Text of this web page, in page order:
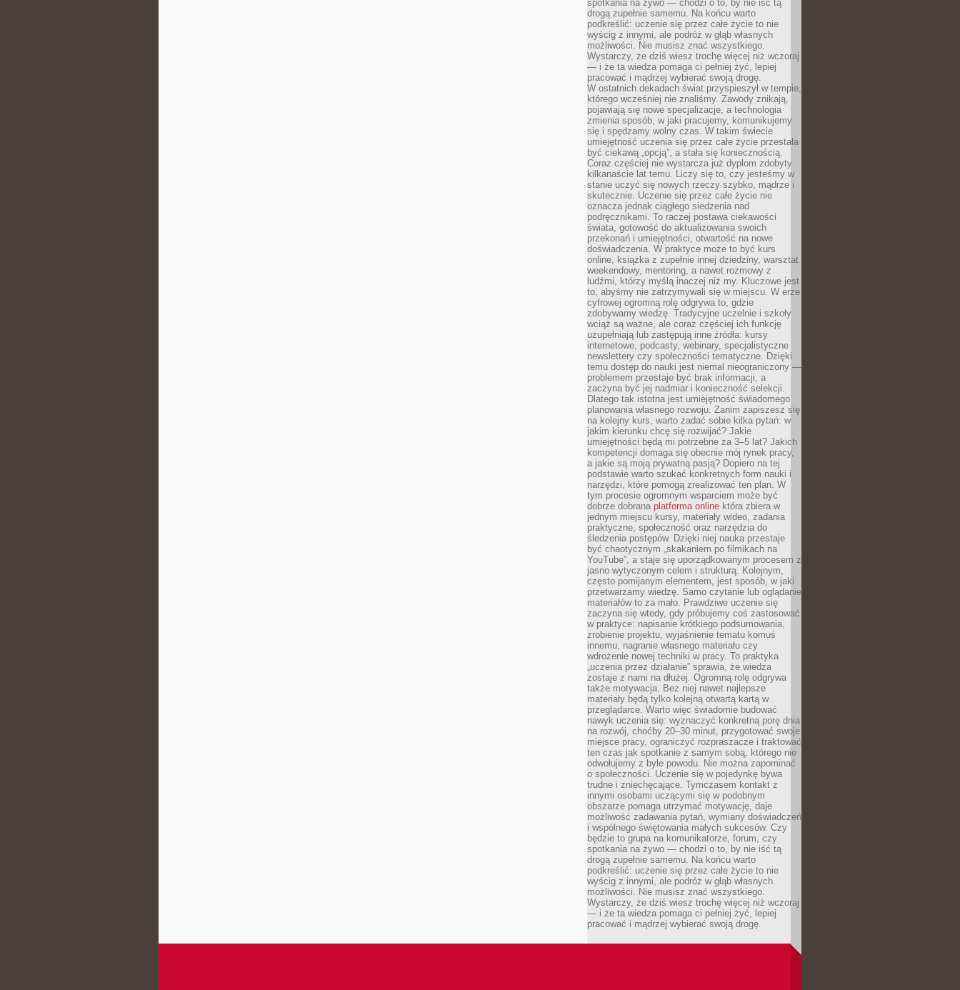
spotkania na żywo — chodzi o to, by nie iść tą
drogą zupełnie samemu. Na końcu warto
podkreślić: uczenie się przez całe życie to nie
wyścig z innymi, ale podróż w głąb własnych
możliwości. Nie musisz znać wszystkiego.
Wystarczy, że dziś wiesz trochę więcej niż wczoraj
— i że ta wiedza pomaga ci pełniej żyć, lepiej
pracować i mądrzej wybierać swoją drogę.
W ostatnich dekadach świat przyspieszył w tempie,
którego wcześniej nie znaliśmy. Zawody znikają,
pojawiają się nowe specjalizacje, a technologia
zmienia sposób, w jaki pracujemy, komunikujemy
się i spędzamy wolny czas. W takim świecie
umiejętność uczenia się przez całe życie przestała
być ciekawą „opcją”, a stała się koniecznością.
Coraz częściej nie wystarcza już dyplom zdobyty
kilkanaście lat temu. Liczy się to, czy jesteśmy w
stanie uczyć się nowych rzeczy szybko, mądrze i
skutecznie. Uczenie się przez całe życie nie
oznacza jednak ciągłego siedzenia nad
podręcznikami. To raczej postawa ciekawości
świata, gotowość do aktualizowania swoich
przekonań i umiejętności, otwartość na nowe
doświadczenia. W praktyce może to być kurs
online, książka z zupełnie innej dziedziny, warsztat
weekendowy, mentoring, a nawet rozmowy z
ludźmi, którzy myślą inaczej niż my. Kluczowe jest
to, abyśmy nie zatrzymywali się w miejscu. W erze
cyfrowej ogromną rolę odgrywa to, gdzie
zdobywamy wiedzę. Tradycyjne uczelnie i szkoły
wciąż są ważne, ale coraz częściej ich funkcję
uzupełniają lub zastępują inne źródła: kursy
internetowe, podcasty, webinary, specjalistyczne
newslettery czy społeczności tematyczne. Dzięki
temu dostęp do nauki jest niemal nieograniczony —
problemem przestaje być brak informacji, a
zaczyna być jej nadmiar i konieczność selekcji.
Dlatego tak istotna jest umiejętność świadomego
planowania własnego rozwoju. Zanim zapiszesz się
na kolejny kurs, warto zadać sobie kilka pytań: w
jakim kierunku chcę się rozwijać? Jakie
umiejętności będą mi potrzebne za 3–5 lat? Jakich
kompetencji domaga się obecnie mój rynek pracy,
a jakie są moją prywatną pasją? Dopiero na tej
podstawie warto szukać konkretnych form nauki i
narzędzi, które pomogą zrealizować ten plan. W
tym procesie ogromnym wsparciem może być
dobrze dobrana platforma online która zbiera w
jednym miejscu kursy, materiały wideo, zadania
praktyczne, społeczność oraz narzędzia do
śledzenia postępów. Dzięki niej nauka przestaje
być chaotycznym „skakaniem po filmikach na
YouTube”, a staje się uporządkowanym procesem z
jasno wytyczonym celem i strukturą. Kolejnym,
często pomijanym elementem, jest sposób, w jaki
przetwarzamy wiedzę. Samo czytanie lub oglądanie
materiałów to za mało. Prawdziwe uczenie się
zaczyna się wtedy, gdy próbujemy coś zastosować
w praktyce: napisanie krótkiego podsumowania,
zrobienie projektu, wyjaśnienie tematu komuś
innemu, nagranie własnego materiału czy
wdrożenie nowej techniki w pracy. To praktyka
„uczenia przez działanie” sprawia, że wiedza
zostaje z nami na dłużej. Ogromną rolę odgrywa
także motywacja. Bez niej nawet najlepsze
materiały będą tylko kolejną otwartą kartą w
przeglądarce. Warto więc świadomie budować
nawyk uczenia się: wyznaczyć konkretną porę dnia
na rozwój, choćby 20–30 minut, przygotować swoje
miejsce pracy, ograniczyć rozpraszacze i traktować
ten czas jak spotkanie z samym sobą, którego nie
odwołujemy z byle powodu. Nie można zapominać
o społeczności. Uczenie się w pojedynkę bywa
trudne i zniechęcające. Tymczasem kontakt z
innymi osobami uczącymi się w podobnym
obszarze pomaga utrzymać motywację, daje
możliwość zadawania pytań, wymiany doświadczeń
i wspólnego świętowania małych sukcesów. Czy
będzie to grupa na komunikatorze, forum, czy
spotkania na żywo — chodzi o to, by nie iść tą
drogą zupełnie samemu. Na końcu warto
podkreślić: uczenie się przez całe życie to nie
wyścig z innymi, ale podróż w głąb własnych
możliwości. Nie musisz znać wszystkiego.
Wystarczy, że dziś wiesz trochę więcej niż wczoraj
— i że ta wiedza pomaga ci pełniej żyć, lepiej
pracować i mądrzej wybierać swoją drogę.